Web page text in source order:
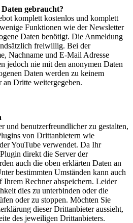
gebraucht?
komplett kostenlos und komplett
Funktionen wie der Newsletter
Daten benötigt. Die Anmeldung
freiwillig. Bei der
Nachname und E-Mail Adresse
jedoch nie mit den anonymen Daten
Daten werden zu keinem
Dritte weitergegeben.
und benutzerfreundlicher zu gestalten,
von Drittanbietern wie
YouTube verwendet. Da Ihr
direkt die Server der
auch die oben erklärten Daten an
bestimmten Umständen kann auch
Rechner abspeichern. Leider
dies zu unterbinden oder die
oder zu stoppen. Möchten Sie
dieser Drittanbieter aussieht,
des jeweiligen Drittanbieters.